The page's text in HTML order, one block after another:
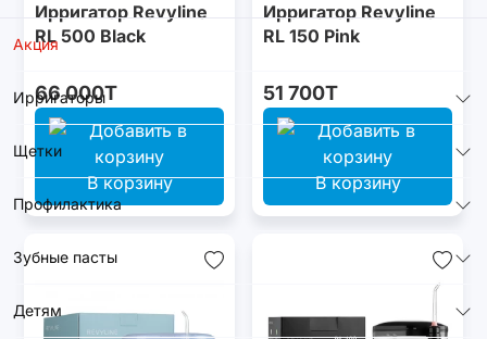
Акция
Ирригаторы
Щетки
Профилактика
Зубные пасты
Детям
Ирригатор Revyline
RL 500 Black
66 000T
В корзину
Ирригатор Revyline
RL 150 Pink
51 700T
В корзину